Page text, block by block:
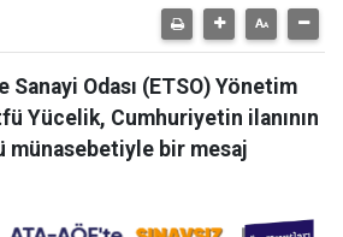
Odası (ETSO) Yönetim
Yücelik, Cumhuriyetin ilanının
münasebetiyle bir mesaj